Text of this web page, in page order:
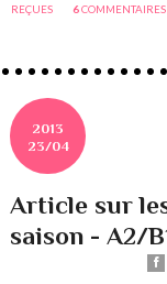
REÇUES
6COMMENTAIRES
2013
23/04
Article sur
saison - A2/